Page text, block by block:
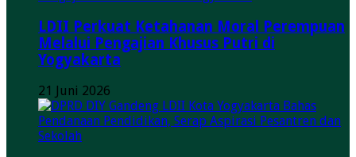
LDII Perkuat Ketahanan Moral Perempuan
Melalui Pengajian Khusus Putri di
Yogyakarta
21 Juni 2026